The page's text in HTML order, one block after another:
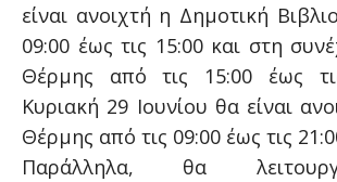
είναι ανοιχτή η Δημοτική
09:00 έως τις 15:00 και στη
Θέρμης από τις 15:00 έως
Κυριακή 29 Ιουνίου θα είναι
Θέρμης από τις 09:00 έως τις
Παράλληλα, θα